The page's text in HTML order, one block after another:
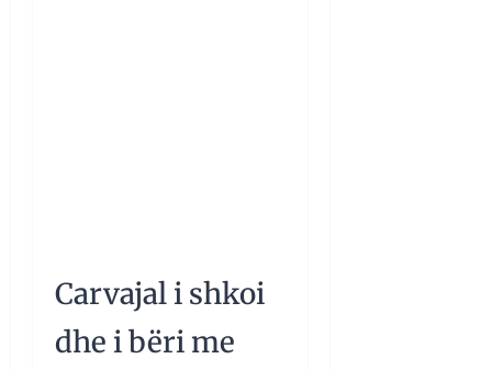
Carvajal i shkoi
dhe i bëri me